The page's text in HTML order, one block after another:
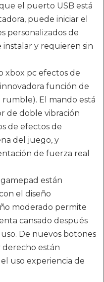
el puerto USB está
puede iniciar el
personalizados de
instalar y requieren sin
xbox pc efectos de
función de
El mando está
de doble vibración
de efectos de
del juego, y
de fuerza real
están
el diseño
moderado permite
cansado después
De nuevos botones
están
uso experiencia de